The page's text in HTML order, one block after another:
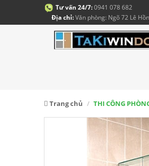
Tư vấn 24/7:0941 078 682
Địa chỉ:Văn phòng: Ngõ 72 Lê
Trang chủ THI CÔNG